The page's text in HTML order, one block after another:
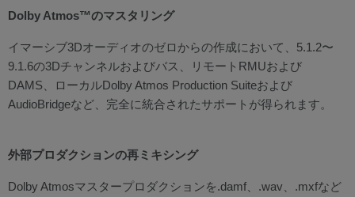
Dolby Atmos™のマスタリング
イマーシブ3Dオーディオのゼロからの作成において、5.1.2〜
9.1.6の3Dチャンネルおよびバス、リモートRMUおよび
DAMS、ローカルDolby Atmos Production Suiteおよび
AudioBridgeなど、完全に統合されたサポートが得られます。
外部プロダクションの再ミキシング
Dolby Atmosマスタープロダクションを.damf、.wav、.mxfなど